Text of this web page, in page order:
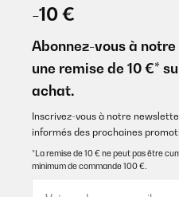
Verarbeitung.Aufbauzeit ca.
zweit, da man beim
Wir haben uns noch 4
Kopfteil halt nicht verstellbar
zugutekommt.
Amazon-Benutzer
-10 €
Abonnez-vous à
une remise de 10 €*
achat.
Inscrivez-vous à notre
informés des prochaines
*La remise de 10 € ne peut pas être
minimum de commande 100 €.